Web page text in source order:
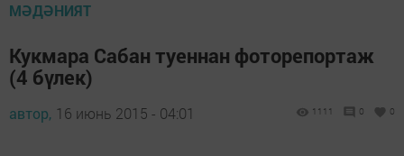
МӘДӘНИЯТ
Кукмара Сабан туеннан фоторепортаж
(4 бүлек)
автор, 16 июнь 2015 - 04:01 1111 0 0